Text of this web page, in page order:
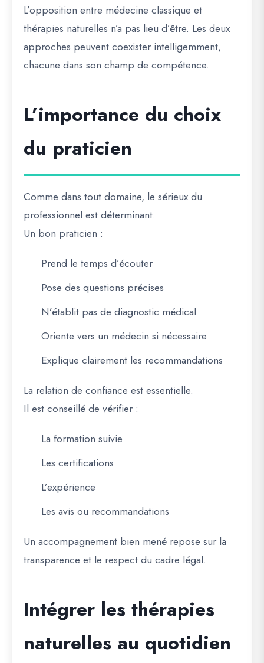
L’opposition entre médecine classique et
thérapies naturelles n’a pas lieu d’être. Les deux
approches peuvent coexister intelligemment,
chacune dans son champ de compétence.
L’importance du choix
du praticien
Comme dans tout domaine, le sérieux du
professionnel est déterminant.
Un bon praticien :
Prend le temps d’écouter
Pose des questions précises
N’établit pas de diagnostic médical
Oriente vers un médecin si nécessaire
Explique clairement les recommandations
La relation de confiance est essentielle.
Il est conseillé de vérifier :
La formation suivie
Les certifications
L’expérience
Les avis ou recommandations
Un accompagnement bien mené repose sur la
transparence et le respect du cadre légal.
Intégrer les thérapies
naturelles au quotidien